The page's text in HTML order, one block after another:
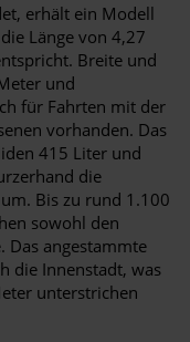
erhält ein Modell
Länge von 4,27
Breite und
und
für Fahrten mit der
vorhanden. Das
415 Liter und
die
Bis zu rund 1.100
sowohl den
Das angestammte
die Innenstadt, was
unterstrichen